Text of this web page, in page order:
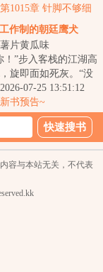
刺...
第1015章 针脚不够细
作制的朝廷鹰犬
片黄瓜味
！”步入客栈的江湖高
旋即面如死灰。“没
落到你这朝廷鹰犬
07-25 13:51:12
新书预告~
容与本站无关，不代表